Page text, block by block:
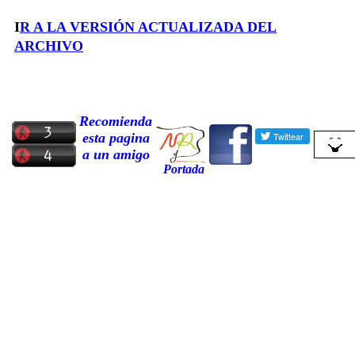
IR A LA VERSIÓN ACTUALIZADA DEL
ARCHIVO
Recomienda
esta pagina
a un amigo
Portada